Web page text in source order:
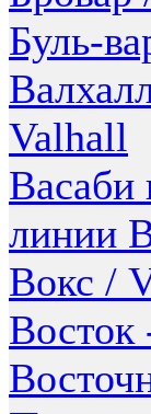
Буль-
Valhall
Васаби
линии
Вокс /
Восток